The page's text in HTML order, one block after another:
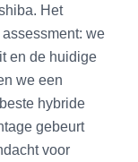
Het
we
en de huidige
we een
hybride
gebeurt
voor